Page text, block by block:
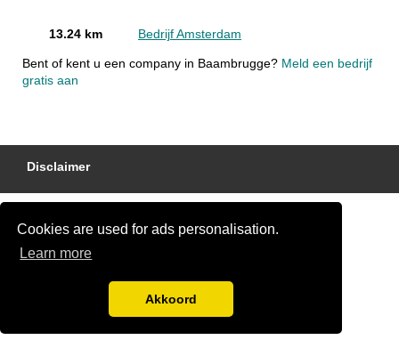
Cookies are used for ads personalisation.
Learn more
Akkoord
13.24 km Bedrijf Amsterdam
Bent of kent u een company in Baambrugge? Meld een bedrijf
gratis aan
Disclaimer